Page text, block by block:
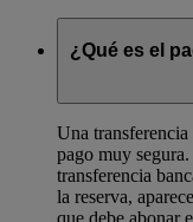
¿Qué es el
Una
pago muy
transferencia
la reserva,